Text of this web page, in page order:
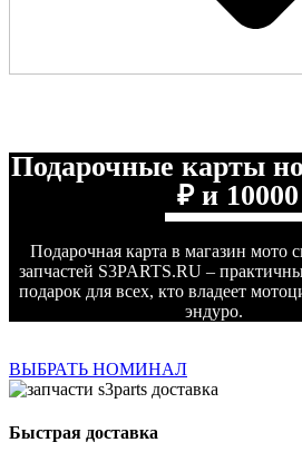
Подарочные карты
₽ и
Подарочная карта в магазин мото
запчастей S3PARTS.RU –
подарок для всех, кто владеет
эндуро.
ВЫБРАТЬ НОМИНАЛ
Быстрая доставка